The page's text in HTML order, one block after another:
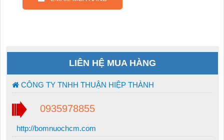
LIÊN HỆ MUA HÀNG
CÔNG TY TNHH THUẬN HIỆP THÀNH
0935978855
http://bomnuochcm.com